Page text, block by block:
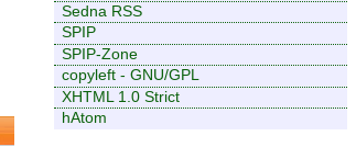
Sedna RSS
SPIP
SPIP-Zone
copyleft - GNU/GPL
XHTML 1.0 Strict
hAtom